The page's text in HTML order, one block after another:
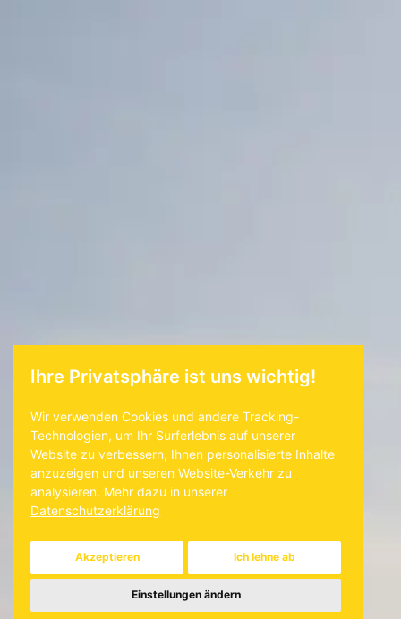
Ihre Privatsphäre ist uns wichtig!
Wir verwenden Cookies und andere Tracking-
Technologien, um Ihr Surferlebnis auf unserer
Website zu verbessern, Ihnen personalisierte Inhalte
anzuzeigen und unseren Website-Verkehr zu
analysieren. Mehr dazu in unserer
Akzeptieren Ich lehne ab
Einstellungen ändern